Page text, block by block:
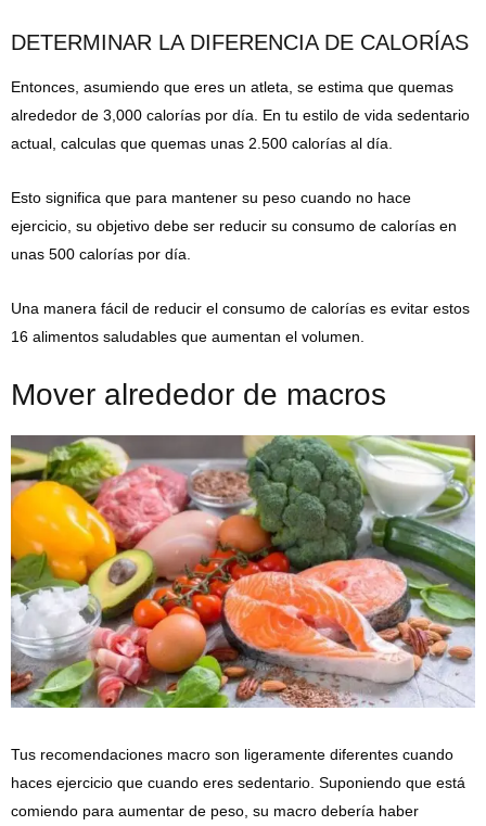
DETERMINAR LA DIFERENCIA DE CALORÍAS
Entonces, asumiendo que eres un atleta, se estima que quemas
alrededor de 3,000 calorías por día. En tu estilo de vida sedentario
actual, calculas que quemas unas 2.500 calorías al día.
Esto significa que para mantener su peso cuando no hace
ejercicio, su objetivo debe ser reducir su consumo de calorías en
unas 500 calorías por día.
Una manera fácil de reducir el consumo de calorías es evitar estos
16 alimentos saludables que aumentan el volumen.
Mover alrededor de macros
Tus recomendaciones macro son ligeramente diferentes cuando
haces ejercicio que cuando eres sedentario. Suponiendo que está
comiendo para aumentar de peso, su macro debería haber